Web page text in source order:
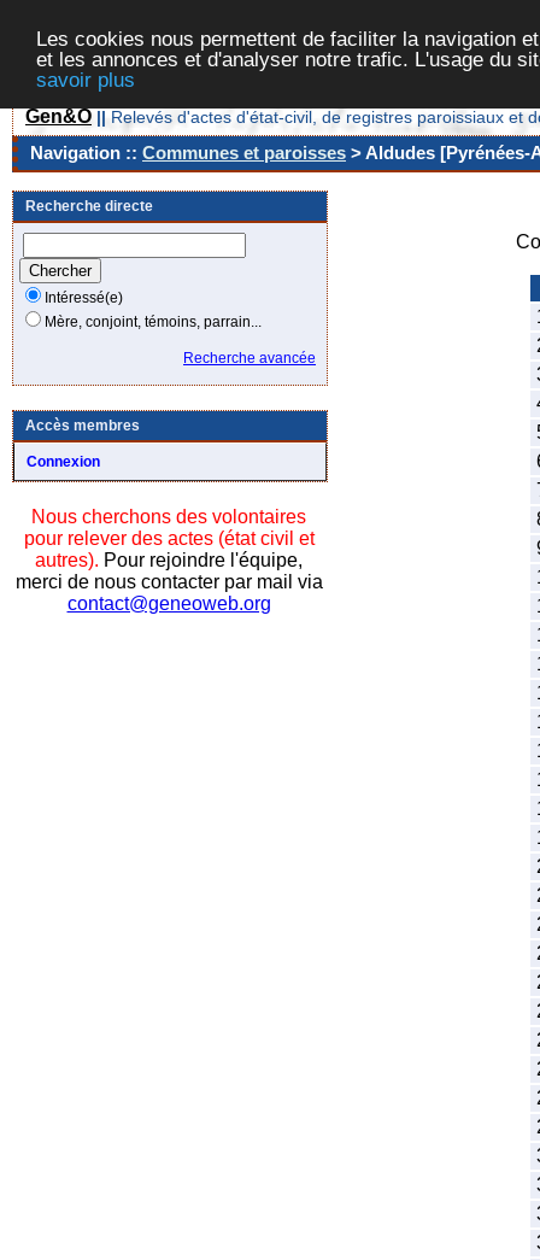
Les cookies nous permettent de faciliter la navigation
et les annonces et d'analyser notre trafic. L'usage du
savoir plus
Gen&O || Relevés d'actes d'état-civil, de registres paroissiaux et
Navigation :: Communes et paroisses > Aldudes [Pyrénées-
Recherche directe
Intéressé(e)
Mère, conjoint, témoins, parrain...
Recherche avancée
Accès membres
Connexion
Nous cherchons des volontaires
pour relever des actes (état civil et
autres). Pour rejoindre l'équipe,
merci de nous contacter par mail via
contact@geneoweb.org